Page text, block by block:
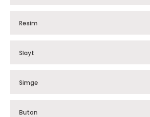
Resim
Slayt
Simge
Buton